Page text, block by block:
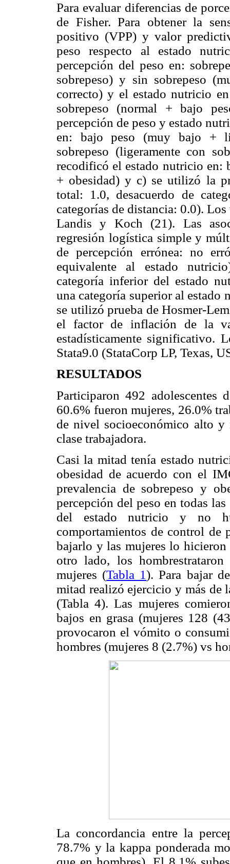
Para evaluar diferencias de
de Fisher. Para obtener la
positivo (VPP) y valor
peso respecto al estado
percepción del peso en:
sobrepeso) y sin sobrepeso
correcto) y el estado nutricio
sobrepeso (normal + bajo
percepción de peso y estado
en: bajo peso (muy bajo +
sobrepeso (ligeramente con
recodificó el estado nutricio en:
+ obesidad) y c) se utilizó la
total: 1.0, desacuerdo de
categorías de distancia: 0.0).
Landis y Koch (21). Las
regresión logística simple y
de percepción errónea: no
equivalente al estado
categoría inferior del estado
una categoría superior al estado
se utilizó prueba de Hosmer-
el factor de inflación de la
estadísticamente significativo.
Stata9.0 (StataCorp LP,
RESULTADOS
Participaron 492 adolescentes
60.6% fueron mujeres, 26.0%
de nivel socioeconómico alto
clase trabajadora.
Casi la mitad tenía estado
obesidad de acuerdo con el
prevalencia de sobrepeso y
percepción del peso en todas
del estado nutricio y no
comportamientos de control de
bajarlo y las mujeres lo hicieron
otro lado, los
mujeres (Tabla 1). Para bajar
mitad realizó ejercicio y más de
(Tabla 4). Las mujeres
bajos en grasa (mujeres 128
provocaron el vómito o
hombres (mujeres 8 (2.7%) vs
La concordancia entre la
78.7% y la kappa ponderada